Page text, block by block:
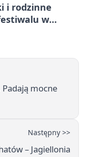
i rodzinne
w
mocne
Następny >>
– Jagiellonia